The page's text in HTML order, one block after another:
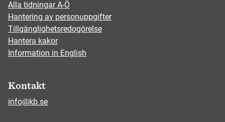
Alla tidningar A-Ö
Hantering av personuppgifter
Tillgänglighetsredogörelse
Hantera kakor
Information in English
Kontakt
info@kb.se